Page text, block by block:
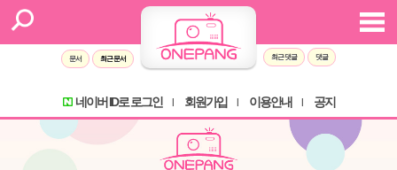
문서 최근 문서 최근 댓글 댓글
네이버 ID로 로그인 회원가입 이용안내 공지